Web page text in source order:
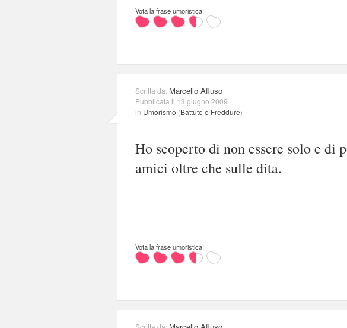
Vota la frase umoristica:
Scritta da: Marcello Affuso
Pubblicata il 13 giugno 2009
in Umorismo (Battute e Freddure)
Ho scoperto di non essere solo e di
amici oltre che sulle dita.
Vota la frase umoristica: